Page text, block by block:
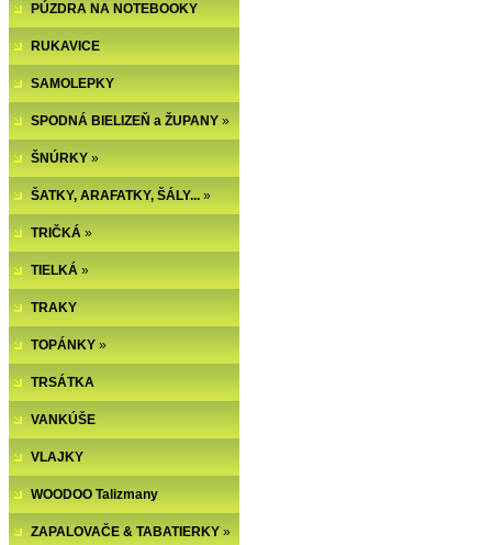
PÚZDRA NA NOTEBOOKY
RUKAVICE
SAMOLEPKY
SPODNÁ BIELIZEŇ a ŽUPANY »
ŠNÚRKY »
ŠATKY, ARAFATKY, ŠÁLY... »
TRIČKÁ »
TIELKÁ »
TRAKY
TOPÁNKY »
TRSÁTKA
VANKÚŠE
VLAJKY
WOODOO Talizmany
ZAPALOVAČE & TABATIERKY »